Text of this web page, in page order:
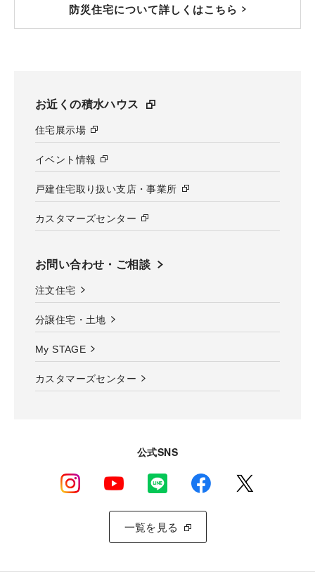
防災住宅について詳しくはこちら
お近くの積水ハウス
住宅展示場
イベント情報
戸建住宅取り扱い支店・事業所
カスタマーズセンター
お問い合わせ・ご相談
注文住宅
分譲住宅・土地
My STAGE
カスタマーズセンター
公式SNS
一覧を見る